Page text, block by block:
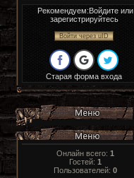
Рекомендуем:Войдите или
зарегистрируйтесь
Войти через uID
Старая форма входа
Онлайн всего: 1
Гостей: 1
Пользователей: 0